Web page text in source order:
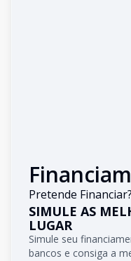
Pretende Financiar?
SIMULE AS
LUGAR
Simule seu
bancos e consiga a